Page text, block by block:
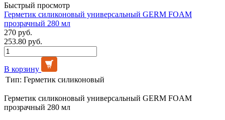
Быстрый просмотр
Герметик силиконовый универсальный GERM FOAM
прозрачный 280 мл
270 руб.
253.80 руб.
В корзину
Тип: Герметик силиконовый
Герметик силиконовый универсальный GERM FOAM
прозрачный 280 мл